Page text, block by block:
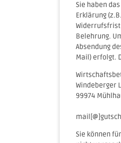
Sie haben
Erklärung
Widerrufsfrist
Belehrung.
Absendung
Mail) erfolgt.
Windeberger
99974
Sie können